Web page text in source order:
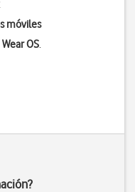
móviles
Wear OS.